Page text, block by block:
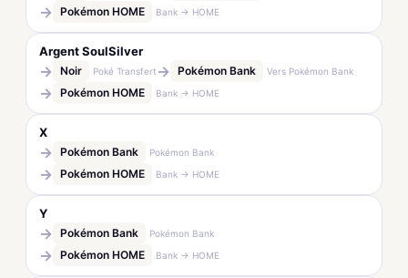
→ Pokémon HOME Bank → HOME
Argent SoulSilver
→ Noir Poké Transfert → Pokémon Bank Vers Pokémon Bank
→ Pokémon HOME Bank → HOME
X
→ Pokémon Bank Pokémon Bank
→ Pokémon HOME Bank → HOME
Y
→ Pokémon Bank Pokémon Bank
→ Pokémon HOME Bank → HOME